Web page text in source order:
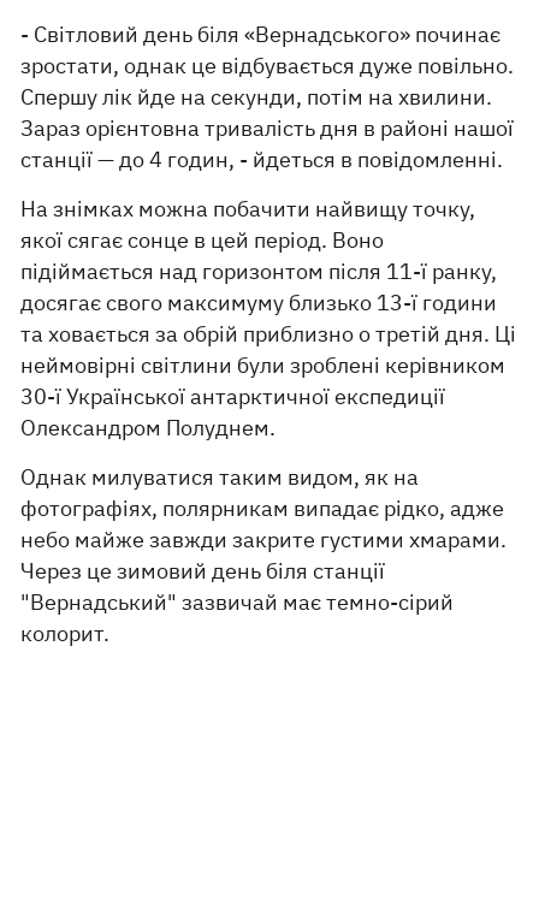
- Світловий день біля «Вернадського» починає
зростати, однак це відбувається дуже повільно.
Спершу лік йде на секунди, потім на хвилини.
Зараз орієнтовна тривалість дня в районі нашої
станції — до 4 годин, - йдеться в повідомленні.
На знімках можна побачити найвищу точку,
якої сягає сонце в цей період. Воно
підіймається над горизонтом після 11-ї ранку,
досягає свого максимуму близько 13-ї години
та ховається за обрій приблизно о третій дня. Ці
неймовірні світлини були зроблені керівником
30-ї Української антарктичної експедиції
Олександром Полуднем.
Однак милуватися таким видом, як на
фотографіях, полярникам випадає рідко, адже
небо майже завжди закрите густими хмарами.
Через це зимовий день біля станції
"Вернадський" зазвичай має темно-сірий
колорит.